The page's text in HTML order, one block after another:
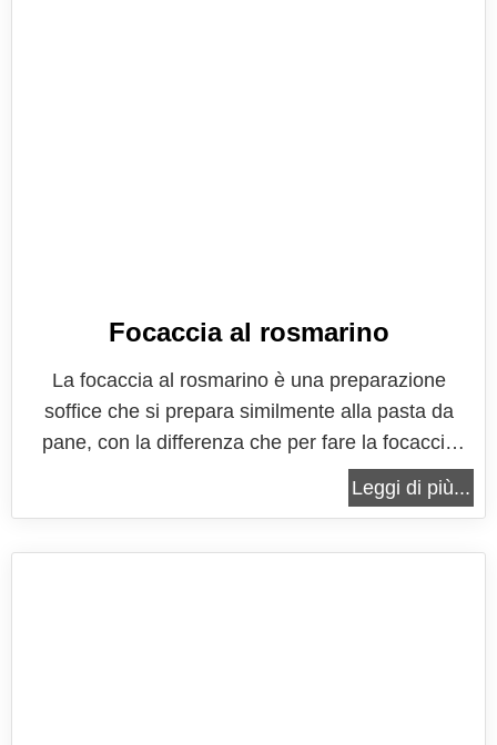
Focaccia al rosmarino
La focaccia al rosmarino è una preparazione
soffice che si prepara similmente alla pasta da
pane, con la differenza che per fare la focaccia
viene aggiunto l'olio all'impasto, che viene steso in
teglia, fatto ancora lievitare e cosparso ancora di
Leggi di più...